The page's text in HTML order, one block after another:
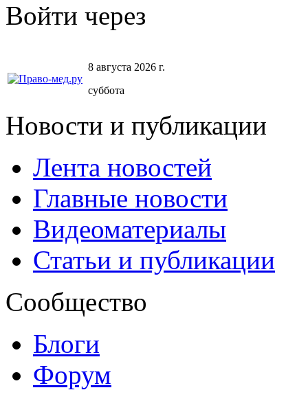
Войти через
8 августа 2026 г.
суббота
Новости и публикации
Лента новостей
Главные новости
Видеоматериалы
Статьи и публикации
Сообщество
Блоги
Форум